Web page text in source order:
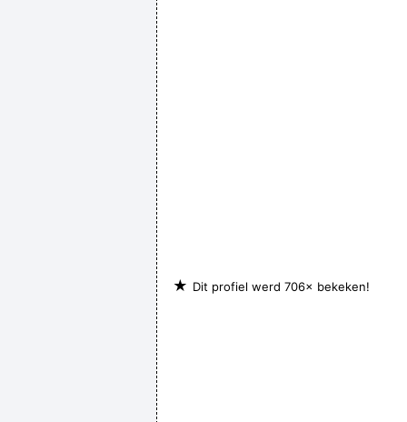
★ Dit profiel werd 706× bekeken!